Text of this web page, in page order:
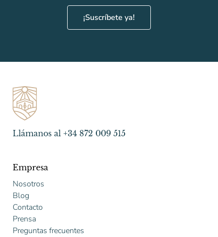
¡Suscríbete ya!
Llámanos al +34 872 009 515
Empresa
Nosotros
Blog
Contacto
Prensa
Preguntas frecuentes